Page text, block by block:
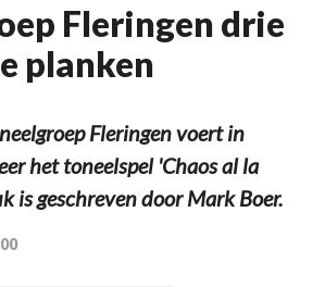
Fleringen drie
planken
Fleringen voert in
het toneelspel 'Chaos al la
is geschreven door Mark Boer.